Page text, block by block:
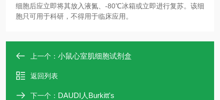
细胞后应立即将其放入液氮、-80℃冰箱或立即进行复苏。该细
胞只可用于科研，不得用于临床应用。
上一个： 小鼠心室肌细胞试剂盒
返回列表
下一个： DAUDI人Burkitt's